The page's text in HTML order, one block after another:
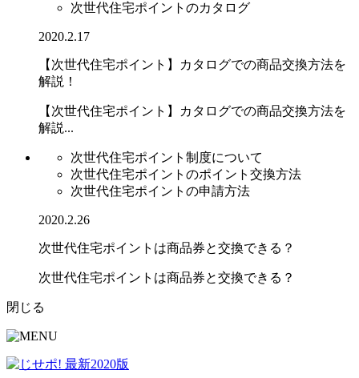
次世代住宅ポイントのカタログ
2020.2.17
【次世代住宅ポイント】カタログでの商品交換方法を
解説！
【次世代住宅ポイント】カタログでの商品交換方法を
解説...
次世代住宅ポイント制度について
次世代住宅ポイントのポイント交換方法
次世代住宅ポイントの申請方法
2020.2.26
次世代住宅ポイントは商品券と交換できる？
次世代住宅ポイントは商品券と交換できる？
閉じる